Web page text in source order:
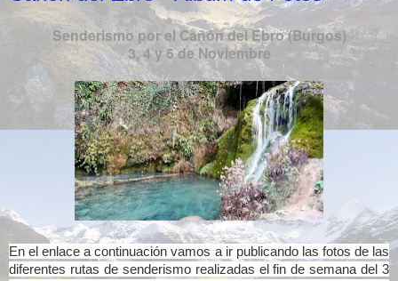
Senderismo por el Cañón del Ebro (Burgos)
3, 4 y 5 de Noviembre
En el enlace a continuación vamos a ir publicando las fotos de las
diferentes rutas de senderismo realizadas el fin de semana del 3